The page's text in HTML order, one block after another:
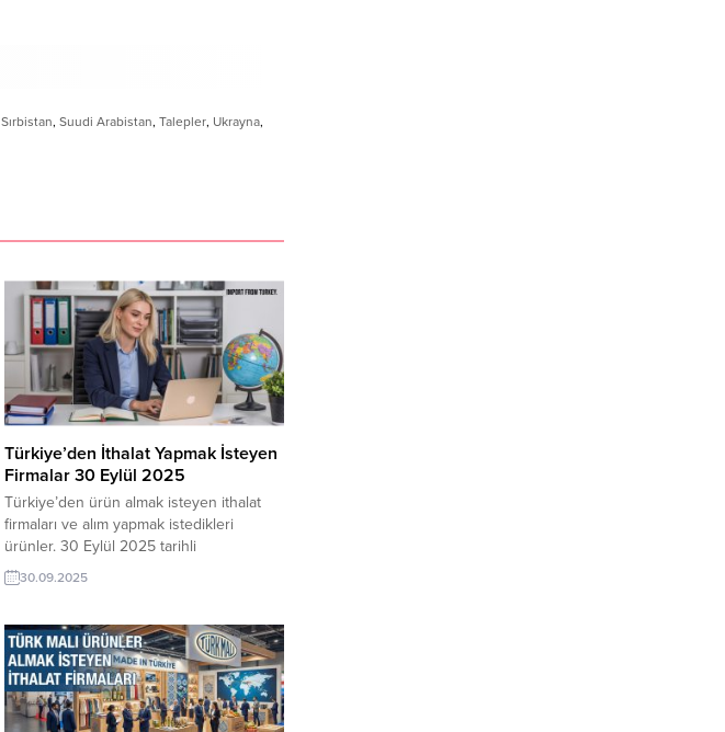
Sırbistan, Suudi Arabistan, Talepler, Ukrayna,
Türkiye’den İthalat Yapmak İsteyen
Firmalar 30 Eylül 2025
Türkiye’den ürün almak isteyen ithalat
firmaları ve alım yapmak istedikleri
ürünler. 30 Eylül 2025 tarihli
TurkishExporter güncel alım ilanlarından
seçilmiştir. Tümü İngiliz firma, Türkiye’den
EdecekFas Firması, Türk malı Sandviç
Panel İthal Etmek İstiyorKaradağ Firması,
Mobilya Hırdavatları İthal Etmek
İstiyorRusya Firma, Türkiye’den Sokak
Aydınlatma Direği İthal...
30.09.2025